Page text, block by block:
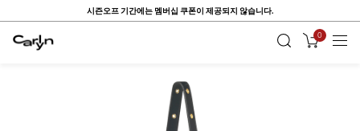
시즌오프 기간에는 멤버십 쿠폰이 제공되지 않습니다.
0